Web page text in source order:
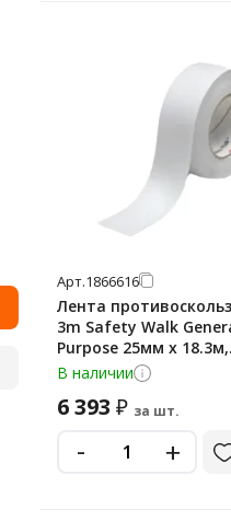
Арт.1866616
Лента
3m Safety Walk
Purpose 25мм х 18.3м,
прозрачная, средней
зернистости
В наличии
6 393 ₽ за шт.
- +